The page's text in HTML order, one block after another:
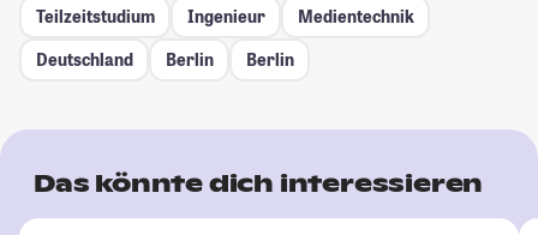
Teilzeitstudium
Ingenieur
Medientechnik
Deutschland
Berlin Berlin
Das könnte dich interessieren